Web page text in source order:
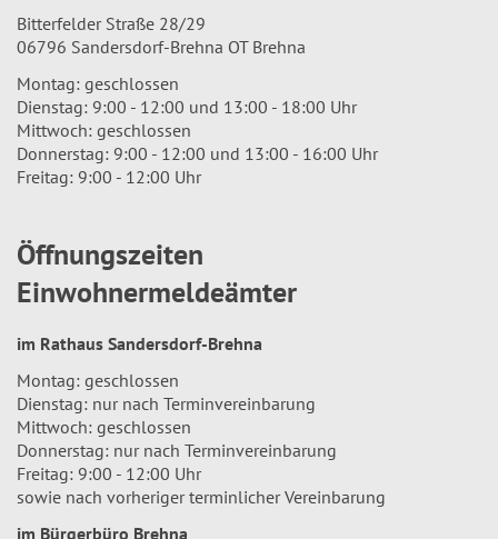
Bitterfelder Straße 28/29
06796 Sandersdorf-Brehna OT Brehna
Montag: geschlossen
Dienstag: 9:00 - 12:00 und 13:00 - 18:00 Uhr
Mittwoch: geschlossen
Donnerstag: 9:00 - 12:00 und 13:00 - 16:00 Uhr
Freitag: 9:00 - 12:00 Uhr
Öffnungszeiten
Einwohnermeldeämter
im Rathaus Sandersdorf-Brehna
Montag: geschlossen
Dienstag: nur nach Terminvereinbarung
Mittwoch: geschlossen
Donnerstag: nur nach Terminvereinbarung
Freitag: 9:00 - 12:00 Uhr
sowie nach vorheriger terminlicher Vereinbarung
im Bürgerbüro Brehna